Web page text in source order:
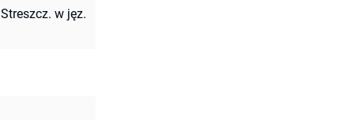
Streszcz. w jęz.